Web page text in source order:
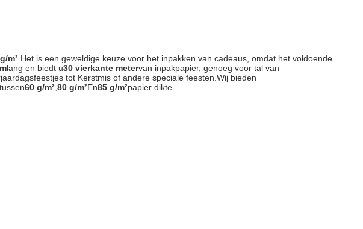
m² .Het is een geweldige keuze voor het inpakken van cadeaus, omdat het voldoende
lang en biedt u30 vierkante metervan inpakpapier, genoeg voor tal van
tot Kerstmis of andere speciale feesten.Wij bieden
60 g/m² 80 g/m²En85 g/m²papier dikte.